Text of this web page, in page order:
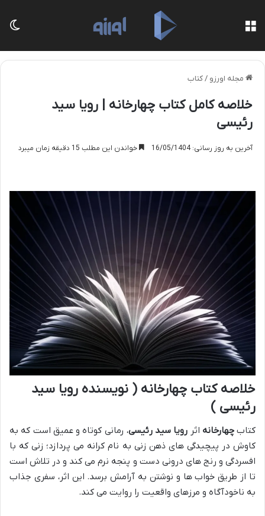
مجله اورزو /کتاب
خلاصه کامل کتاب چهارخانه | رویا سید
رئیسی
آخرین به روز رسانی: 16/05/1404 خواندن این مطلب 15 دقیقه زمان میبرد
خلاصه کتاب چهارخانه ( نویسنده رویا سید
رئیسی )
کتابچهارخانه اثر رویا سید رئیسی، رمانی کوتاه و عمیق است که به
کاوش در پیچیدگی های ذهن زنی به نام کرانه می پردازد؛ زنی که با
افسردگی و رنج های درونی دست و پنجه نرم می کند و در تلاش است
تا از طریق خواب ها و نوشتن به آرامش برسد. این اثر، سفری جذاب
به ناخودآگاه و مرزهای واقعیت را روایت می کند.